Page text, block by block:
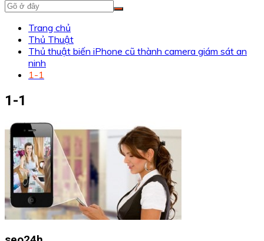
Trang chủ
Thủ Thuật
Thủ thuật biến iPhone cũ thành camera giám sát an
ninh
1-1
1-1